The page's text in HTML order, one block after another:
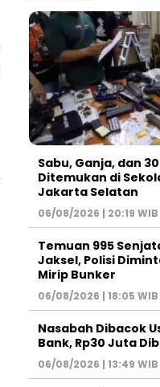
Sabu, Ganja, dan
Ditemukan di
Jakarta Selatan
06/08/2026 | 20:19 WIB
Temuan 995
Jaksel, Polisi
Mirip Bunker
06/08/2026 | 18:05 WIB
Nasabah Dibacok
Bank, Rp30 Juta
06/08/2026 | 13:49 WIB